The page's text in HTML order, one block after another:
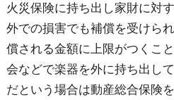
火災保険に持ち出し家財に対
外での損害でも補償を受けら
償される金額に上限がつくこ
会などで楽器を外に持ち出し
だという場合は動産総合保険